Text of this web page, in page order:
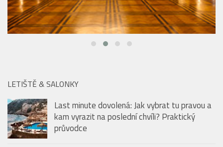
LETIŠTĚ & SALONKY
Last minute dovolená: Jak vybrat tu pravou a
kam vyrazit na poslední chvíli? Praktický
průvodce